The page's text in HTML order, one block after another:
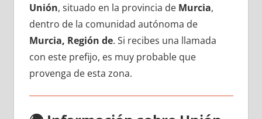
Unión, situado en la provincia dе Murcia,
dentro dе la comunidad autónoma dе
Murcia, Región de. Si recibes una llamada
сοn еstе prefijo, es muy probable quе
provenga dе esta zona.